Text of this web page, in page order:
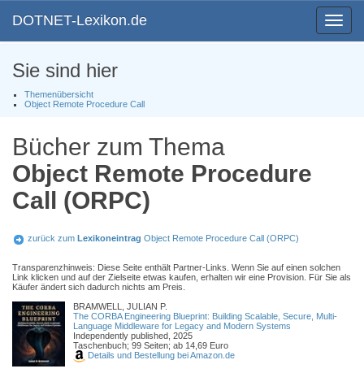
Toggle
DOTNET-Lexikon.de
Sie sind hier
Themenübersicht
Object Remote Procedure Call
Bücher zum Thema
Object Remote Procedure
Call (ORPC)
zurück zum Lexikoneintrag Object Remote Procedure Call (ORPC)
Transparenzhinweis: Diese Seite enthält Partner-Links. Wenn Sie auf einen solchen
Link klicken und auf der Zielseite etwas kaufen, erhalten wir eine Provision. Für Sie als
Käufer ändert sich dadurch nichts am Preis.
BRAMWELL, JULIAN P.
The CORBA Engineering Blueprint: Building Scalable, Secure, Multi-
Language Middleware for Legacy and Modern Systems
Independently published, 2025
Taschenbuch; 99 Seiten; ab 14,69 Euro
Details und Bestellung bei Amazon.de